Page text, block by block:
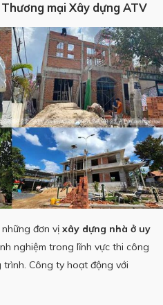
mại Xây dựng ATV
đơn vị xây dựng nhà ở uy
nghiệm trong lĩnh vực thi công
Công ty hoạt động với